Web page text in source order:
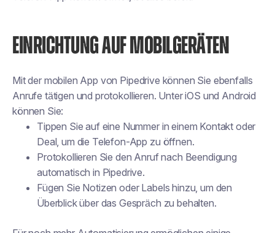
EINRICHTUNG AUF MOBILGERÄTEN
Mit der mobilen App von Pipedrive können Sie ebenfalls
Anrufe tätigen und protokollieren. Unter iOS und Android
können Sie:
Tippen Sie auf eine Nummer in einem Kontakt oder
Deal, um die Telefon-App zu öffnen.
Protokollieren Sie den Anruf nach Beendigung
automatisch in Pipedrive.
Fügen Sie Notizen oder Labels hinzu, um den
Überblick über das Gespräch zu behalten.